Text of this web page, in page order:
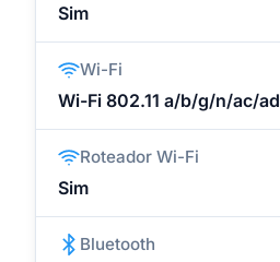
Sim
Wi-Fi
Wi-Fi 802.11 a/b/g/n/ac/ad
Roteador Wi-Fi
Sim
Bluetooth